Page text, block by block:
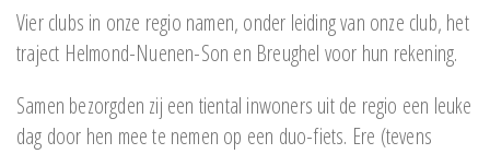
Vier clubs in onze regio namen, onder leiding van onze club, het
traject Helmond-Nuenen-Son en Breughel voor hun rekening.
Samen bezorgden zij een tiental inwoners uit de regio een leuke
dag door hen mee te nemen op een duo-fiets. Ere (tevens